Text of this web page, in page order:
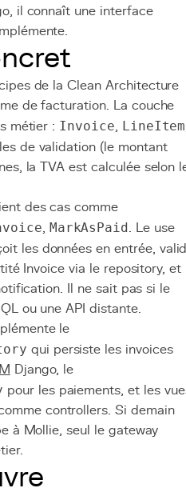
il connaît une interface
de la Clean Architecture
de facturation. La couche
métier : Invoice, LineItem
de validation (le montant
la TVA est calculée selon
des cas comme
, MarkAsPaid. Le use
les données en entrée,
Invoice via le repository, et
Il ne sait pas si le
ou une API distante.
le
qui persiste les invoices
Django, le
pour les paiements, et les
controllers. Si demain
à Mollie, seul le gateway